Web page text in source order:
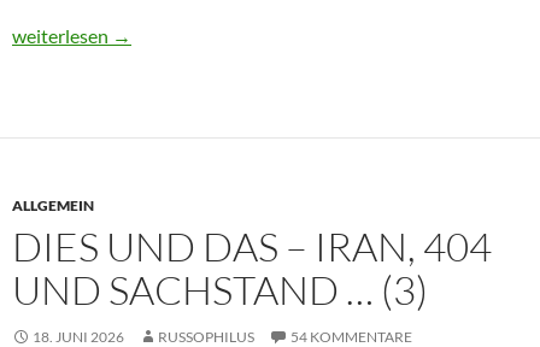
Dies und Das – Phase 2b, Burewestnik und Python-Schlangen
weiterlesen →
ALLGEMEIN
DIES UND DAS – IRAN, 404
UND SACHSTAND … (3)
18. JUNI 2026 RUSSOPHILUS 54 KOMMENTARE